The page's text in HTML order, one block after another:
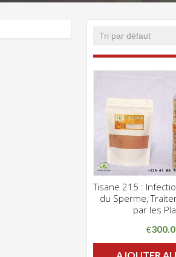
ADD WISHLIST
Tisane 215 :
du Sperme,
par les
€
AJOUTER